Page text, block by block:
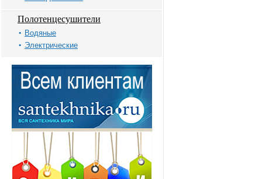
Полотенцесушители
Водяные
Электрические